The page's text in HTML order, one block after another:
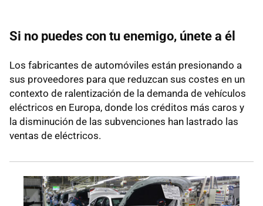
Si no puedes con tu enemigo, únete a él
Los fabricantes de automóviles están presionando a
sus proveedores para que reduzcan sus costes en un
contexto de ralentización de la demanda de vehículos
eléctricos en Europa, donde los créditos más caros y
la disminución de las subvenciones han lastrado las
ventas de eléctricos.